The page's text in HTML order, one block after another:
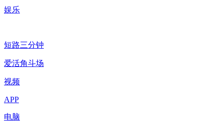
娱乐
短路三分钟
爱活角斗场
视频
APP
电脑